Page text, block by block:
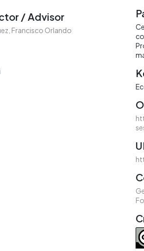
/ Advisor
Francisco Orlando